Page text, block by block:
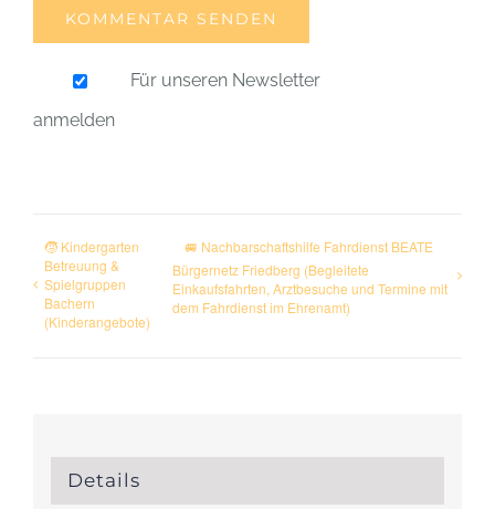
Für unseren Newsletter
anmelden
🧒 Kindergarten
Betreuung &
Spielgruppen
Bachern
(Kinderangebote)
🚐 Nachbarschaftshilfe Fahrdienst BEATE
Bürgernetz Friedberg (Begleitete
Einkaufsfahrten, Arztbesuche und Termine mit
dem Fahrdienst im Ehrenamt)
Details